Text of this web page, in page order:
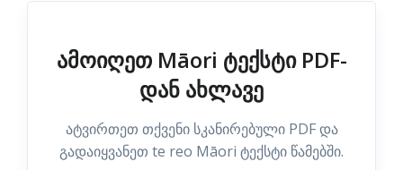
ამოიღეთ Māori ტექსტი PDF-
დან ახლავე
ატვირთეთ თქვენი სკანირებული PDF და
გადაიყვანეთ te reo Māori ტექსტი წამებში.